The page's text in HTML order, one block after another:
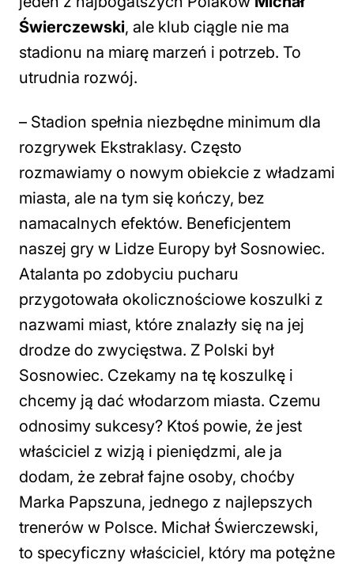
Świerczewski, ale klub ciągle nie ma
stadionu na miarę marzeń i potrzeb. To
utrudnia rozwój.
– Stadion spełnia niezbędne minimum dla
rozgrywek Ekstraklasy. Często
rozmawiamy o nowym obiekcie z władzami
miasta, ale na tym się kończy, bez
namacalnych efektów. Beneficjentem
naszej gry w Lidze Europy był Sosnowiec.
Atalanta po zdobyciu pucharu
przygotowała okolicznościowe koszulki z
nazwami miast, które znalazły się na jej
drodze do zwycięstwa. Z Polski był
Sosnowiec. Czekamy na tę koszulkę i
chcemy ją dać włodarzom miasta. Czemu
odnosimy sukcesy? Ktoś powie, że jest
właściciel z wizją i pieniędzmi, ale ja
dodam, że zebrał fajne osoby, choćby
Marka Papszuna, jednego z najlepszych
trenerów w Polsce. Michał Świerczewski,
to specyficzny właściciel, który ma potężne